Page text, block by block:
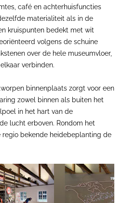
café en achterhuisfuncties
materialiteit als in de
kruispunten bedekt met wit
volgens de schuine
over de hele museumvloer,
verbinden.
binnenplaats zorgt voor een
zowel binnen als buiten het
in het hart van de
lucht erboven. Rondom het
bekende heidebeplanting de